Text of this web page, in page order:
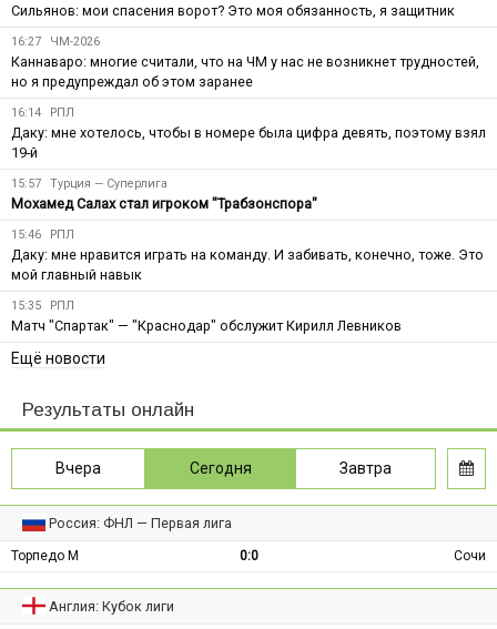
Сильянов: мои спасения ворот? Это моя обязанность, я защитник
16:27 ЧМ-2026
Каннаваро: многие считали, что на ЧМ у нас не возникнет трудностей,
но я предупреждал об этом заранее
16:14 РПЛ
Даку: мне хотелось, чтобы в номере была цифра девять, поэтому взял
19-й
15:57 Турция — Суперлига
Мохамед Салах стал игроком "Трабзонспора"
15:46 РПЛ
Даку: мне нравится играть на команду. И забивать, конечно, тоже. Это
мой главный навык
15:35 РПЛ
Матч "Спартак" — "Краснодар" обслужит Кирилл Левников
Ещё новости
Результаты онлайн
Вчера Сегодня Завтра
Россия: ФНЛ — Первая лига
Торпедо М 0:0 Сочи
Англия: Кубок лиги